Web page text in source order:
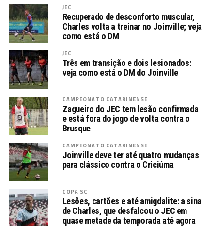
JEC
Recuperado de desconforto muscular,
Charles volta a treinar no Joinville; veja
como está o DM
JEC
Três em transição e dois lesionados:
veja como está o DM do Joinville
CAMPEONATO CATARINENSE
Zagueiro do JEC tem lesão confirmada
e está fora do jogo de volta contra o
Brusque
CAMPEONATO CATARINENSE
Joinville deve ter até quatro mudanças
para clássico contra o Criciúma
COPA SC
Lesões, cartões e até amigdalite: a sina
de Charles, que desfalcou o JEC em
quase metade da temporada até agora